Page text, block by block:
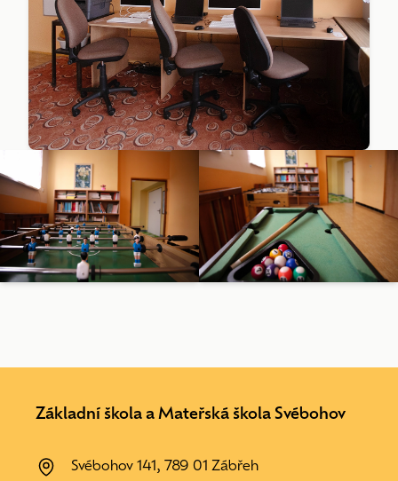
Základní škola a Mateřská škola Svébohov
Svébohov 141, 789 01 Zábřeh